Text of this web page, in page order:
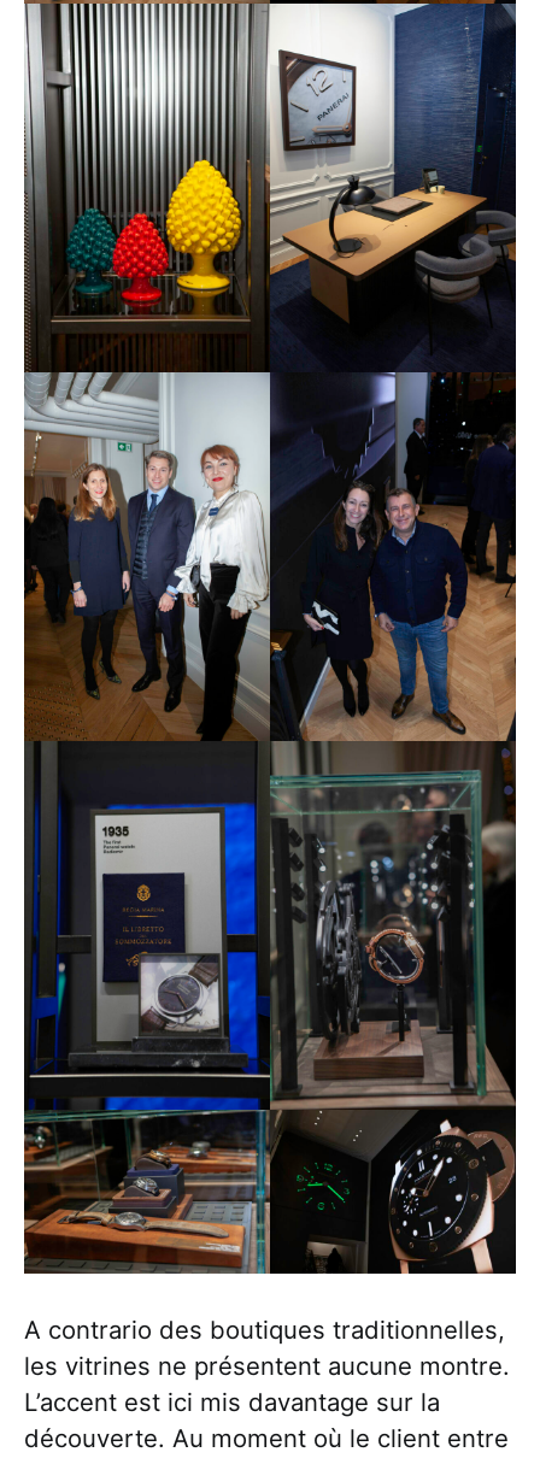
A contrario des boutiques traditionnelles,
les vitrines ne présentent aucune montre.
L’accent est ici mis davantage sur la
découverte. Au moment où le client entre